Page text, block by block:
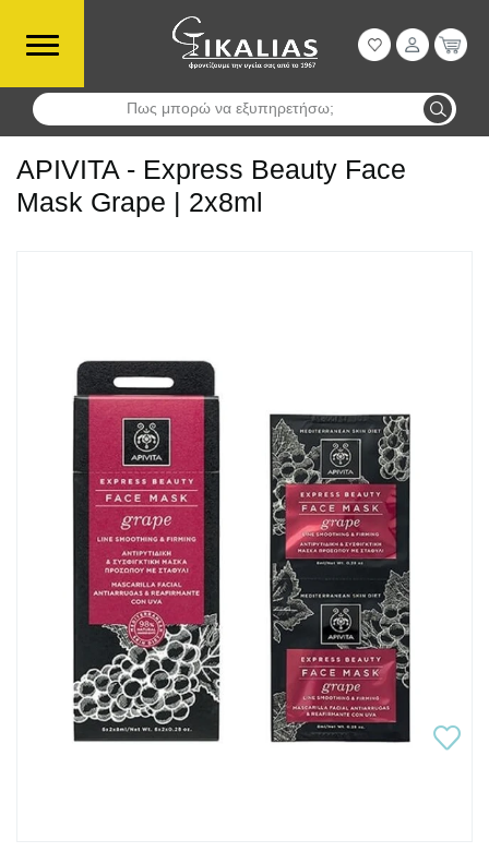
Πως μπορώ να εξυπηρετήσω;
Αναζήτηση
APIVITA - Express Beauty Face
Mask Grape | 2x8ml